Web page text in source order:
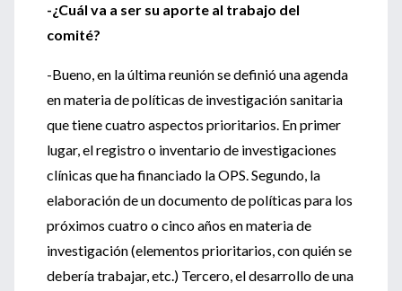
-¿Cuál va a ser su aporte al trabajo del
comité?
-Bueno, en la última reunión se definió una agenda
en materia de políticas de investigación sanitaria
que tiene cuatro aspectos prioritarios. En primer
lugar, el registro o inventario de investigaciones
clínicas que ha financiado la OPS. Segundo, la
elaboración de un documento de políticas para los
próximos cuatro o cinco años en materia de
investigación (elementos prioritarios, con quién se
debería trabajar, etc.) Tercero, el desarrollo de una